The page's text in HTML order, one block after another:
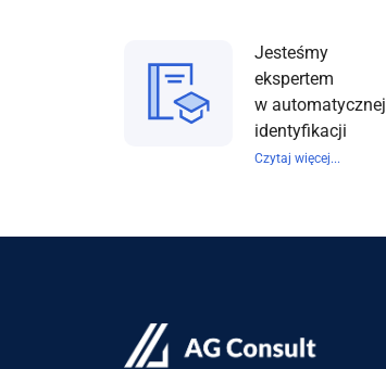
Jesteśmy
ekspertem
w automatycznej
identyfikacji
Czytaj więcej...